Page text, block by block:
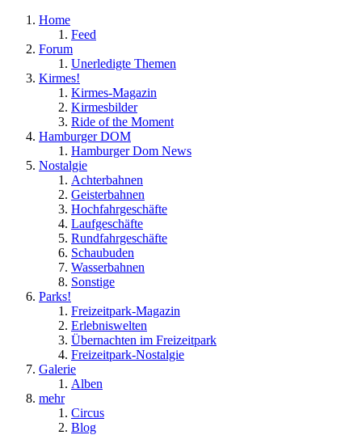
Home
Feed
Forum
Unerledigte Themen
Kirmes!
Kirmes-Magazin
Kirmesbilder
Ride of the Moment
Hamburger DOM
Hamburger Dom News
Nostalgie
Achterbahnen
Geisterbahnen
Hochfahrgeschäfte
Laufgeschäfte
Rundfahrgeschäfte
Schaubuden
Wasserbahnen
Sonstige
Parks!
Freizeitpark-Magazin
Erlebniswelten
Übernachten im Freizeitpark
Freizeitpark-Nostalgie
Galerie
Alben
mehr
Circus
Blog